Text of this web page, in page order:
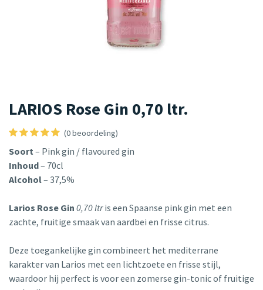
LARIOS Rose Gin 0,70 ltr.
(0 beoordeling)
Soort– Pink gin / flavoured gin
Inhoud– 70cl
Alcohol– 37,5%
Larios Rose Gin 0,70 ltris een Spaanse pink gin met een
zachte, fruitige smaak van aardbei en frisse citrus.
Deze toegankelijke gin combineert het mediterrane
karakter van Larios met een lichtzoete en frisse stijl,
waardoor hij perfect is voor een zomerse gin-tonic of fruitige